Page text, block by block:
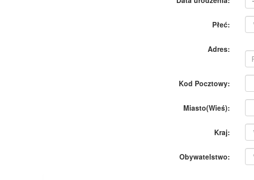
Płeć:
Adres:
Kod Pocztowy:
Miasto(Wieś):
Kraj:
Obywatelstwo: